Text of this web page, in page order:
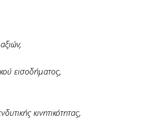
εισοδήματος,
κινητικότητας,